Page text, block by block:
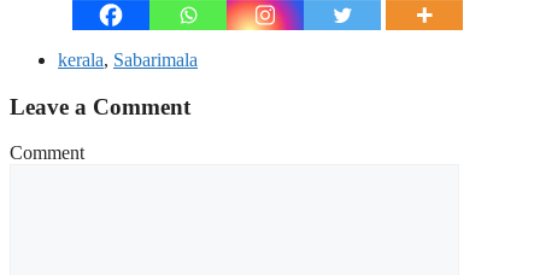
kerala, Sabarimala
Leave a Comment
Comment